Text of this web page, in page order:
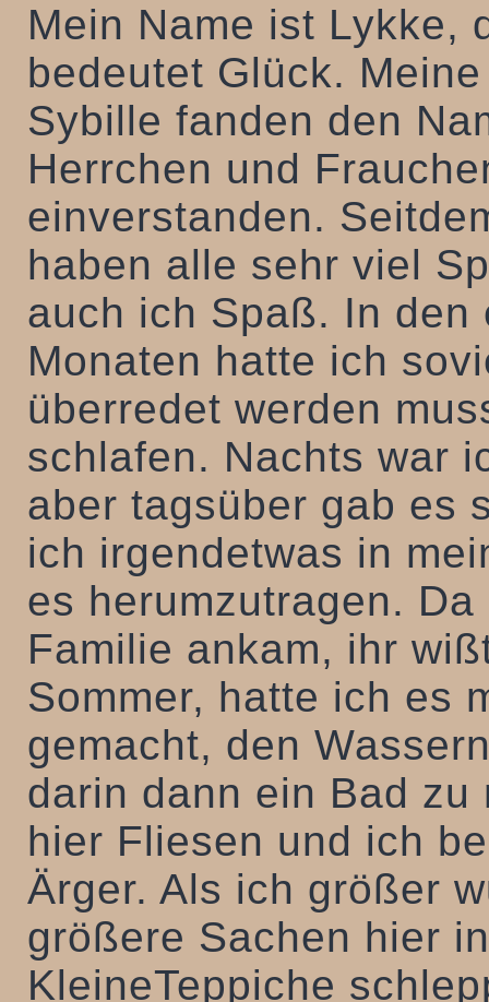
Mein Name ist Lykke,
bedeutet Glück.
Sybille fanden den
Herrchen und
einverstanden.
haben alle sehr viel
auch ich Spaß. In den
Monaten hatte ich
überredet werden
schlafen. Nachts war
aber tagsüber gab es
ich irgendetwas in
es herumzutragen.
Familie ankam, ihr
Sommer, hatte ich es
gemacht, den
darin dann ein Bad
hier Fliesen und ich
Ärger. Als ich größer
größere Sachen hier
KleineTeppiche